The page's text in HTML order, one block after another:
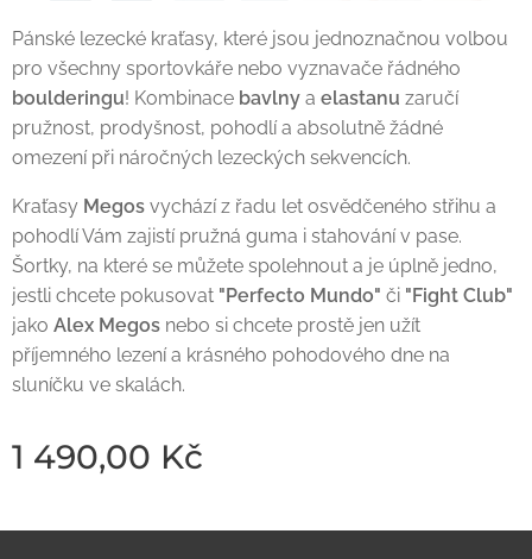
Pánské lezecké kraťasy, které jsou jednoznačnou volbou
pro všechny sportovkáře nebo vyznavače řádného
boulderingu! Kombinace bavlny a elastanu zaručí
pružnost, prodyšnost, pohodlí a absolutně žádné
omezení při náročných lezeckých sekvencích.
Kraťasy Megos vychází z řadu let osvědčeného střihu a
pohodlí Vám zajistí pružná guma i stahování v pase.
Šortky, na které se můžete spolehnout a je úplně jedno,
jestli chcete pokusovat "Perfecto Mundo" či "Fight Club"
jako Alex Megos nebo si chcete prostě jen užít
příjemného lezení a krásného pohodového dne na
sluníčku ve skalách.
1 490,00 Kč